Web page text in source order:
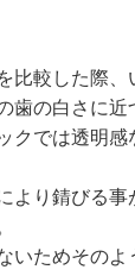
比較した際
歯の白さに
クでは透明
より錆びる
ためそのよ